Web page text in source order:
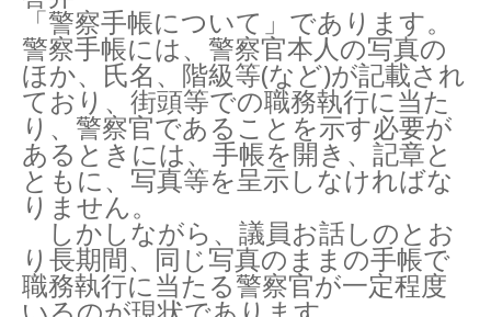
「警察手帳について」であります。
警察手帳には、警察官本人の写真の
ほか、氏名、階級等(など)が記載され
ており、街頭等での職務執行に当た
り、警察官であることを示す必要が
あるときには、手帳を開き、記章と
ともに、写真等を呈示しなければな
りません。
しかしながら、議員お話しのとお
り長期間、同じ写真のままの手帳で
職務執行に当たる警察官が一定程度